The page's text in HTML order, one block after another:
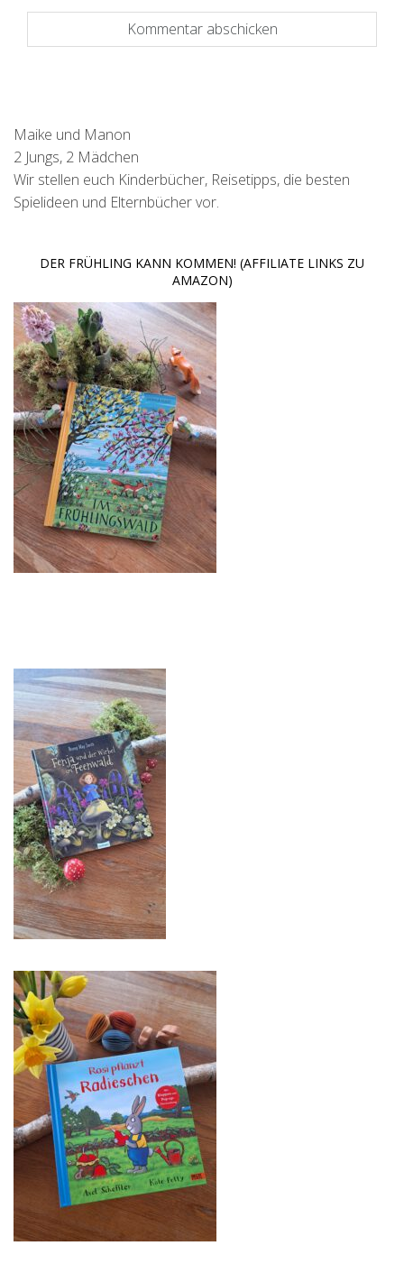
Maike und Manon
2 Jungs, 2 Mädchen
Wir stellen euch Kinderbücher, Reisetipps, die besten
Spielideen und Elternbücher vor.
DER FRÜHLING KANN KOMMEN! (AFFILIATE LINKS ZU
AMAZON)